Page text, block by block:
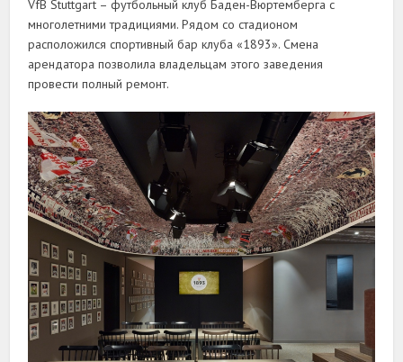
VfB Stuttgart – футбольный клуб Баден-Вюртемберга с
многолетними традициями. Рядом со стадионом
расположился спортивный бар клуба «1893». Смена
арендатора позволила владельцам этого заведения
провести полный ремонт.